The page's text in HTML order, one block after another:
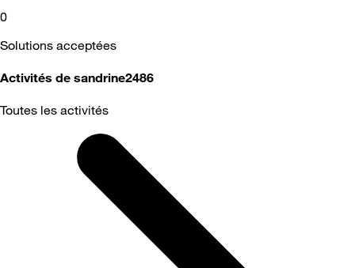
0
Solutions acceptées
Activités de sandrine2486
Toutes les activités